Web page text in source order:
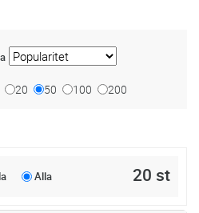
20 50 100 200
Alla 20 st